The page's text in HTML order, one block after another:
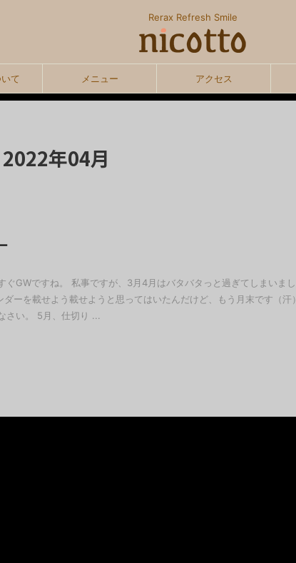
Rerax Refresh Smile
て メニュー アクセス
年04月
ぐGWですね。 私事ですが、3月4月はバタバタっと過ぎてしまいまし
ーを載せよう載せようと思ってはいたんだけど、もう月末です（汗）
さい。 5月、仕切り ...